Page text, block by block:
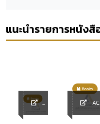
แนะนำรายการหนัง